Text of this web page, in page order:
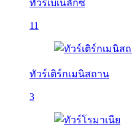
ทัวร์เบเนลักซ์
11
ทัวร์เติร์กเมนิสถาน
3